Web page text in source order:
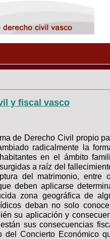
y fiscal vasco
de Derecho Civil propio
radicalmente la
en el ámbito
a raíz del
del matrimonio, entre
deben aplicarse
zona geográfica de
deban no solo
su aplicación y
sus consecuencias
del Concierto Económico